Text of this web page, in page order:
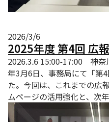
2026/3/6
2025年度 第4回 広
2026.3.6 15:00-17:00 神
年3月6日、事務局にて「第
た。今回は、これまでの広
ムページの活用強化と、次